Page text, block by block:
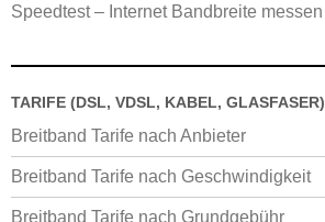
Speedtest – Internet Bandbreite messen
TARIFE (DSL, VDSL, KABEL, GLASFASER)
Breitband Tarife nach Anbieter
Breitband Tarife nach Geschwindigkeit
Breitband Tarife nach Grundgebühr